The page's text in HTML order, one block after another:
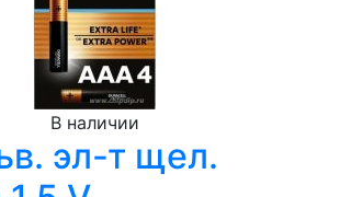
В наличии
эл-т щел.